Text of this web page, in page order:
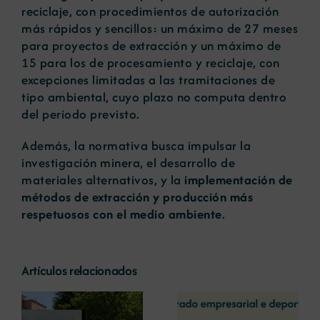
reciclaje, con procedimientos de autorización
más rápidos y sencillos: un máximo de 27 meses
para proyectos de extracción y un máximo de
15 para los de procesamiento y reciclaje, con
excepciones limitadas a las tramitaciones de
tipo ambiental, cuyo plazo no computa dentro
del periodo previsto.
Además, la normativa busca impulsar la
investigación minera, el desarrollo de
materiales alternativos, y la implementación de
métodos de extracción y producción más
respetuosos con el medio ambiente.
Artículos relacionados
La COMG reúne a
dos líderes
La OIPE y el
CRETUS